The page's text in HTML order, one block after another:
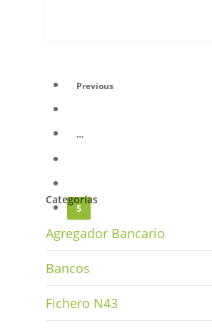
Previous
…
5
Categorías
Agregador Bancario
Bancos
Fichero N43